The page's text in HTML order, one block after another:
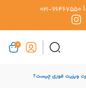
|
021-66467550
0
ویزیت فوری چیست؟